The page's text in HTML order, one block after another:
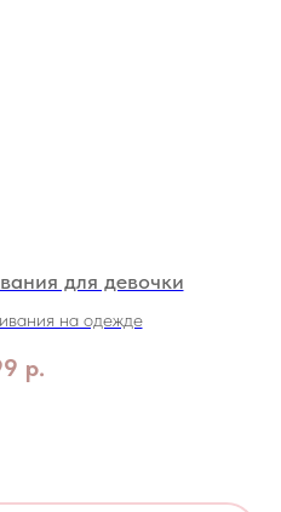
для девочки
на одежде
р.